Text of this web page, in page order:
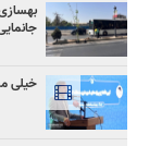
خیلی